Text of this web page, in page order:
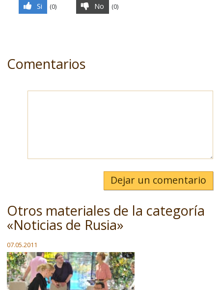
Si (0) No (0)
Comentarios
Dejar un comentario
Otros materiales de la categoría
«Noticias de Rusia»
07.05.2011